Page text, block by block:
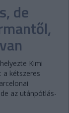
de
Kimi
a kétszeres
az utánpótlás-